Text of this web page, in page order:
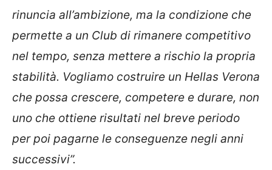
rinuncia all’ambizione, ma la condizione che
permette a un Club di rimanere competitivo
nel tempo, senza mettere a rischio la propria
stabilità. Vogliamo costruire un Hellas Verona
che possa crescere, competere e durare, non
uno che ottiene risultati nel breve periodo
per poi pagarne le conseguenze negli anni
successivi”.